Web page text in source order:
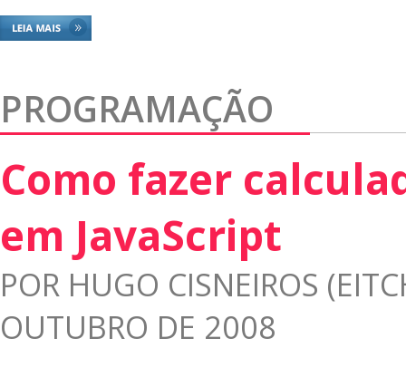
PROGRAMAÇÃO
Como fazer
em JavaScript
POR HUGO CISNEIROS
OUTUBRO DE 2008